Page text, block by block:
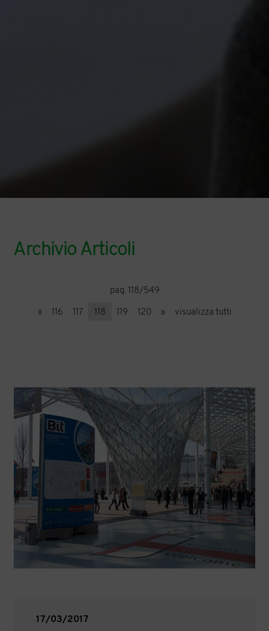
Archivio Articoli
pag. 118/549
« 116 117 118 119 120 » visualizza tutti
17/03/2017